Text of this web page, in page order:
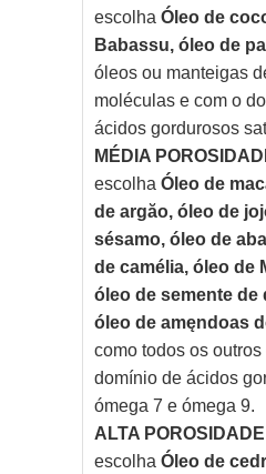
escolha Óleo de
Babassu, óleo de
óleos ou manteigas
moléculas e com o
ácidos gordurosos
MÉDIA
escolha Óleo de
de argăo, óleo de
sésamo, óleo de
de camélia, óleo de
óleo de semente de
óleo de amęndoas
como todos os
domínio de ácidos
ómega 7 e ómega 9.
ALTA POROSIDADE
escolha Óleo de